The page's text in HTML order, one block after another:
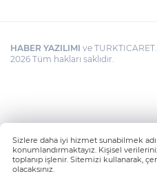
HABER YAZILIMI ve
2026 Tüm hakları saklıdır.
Sizlere daha iyi hizmet sunabilmek
konumlandırmaktayız. Kişisel
toplanıp işlenir. Sitemizi kullanarak,
olacaksınız.